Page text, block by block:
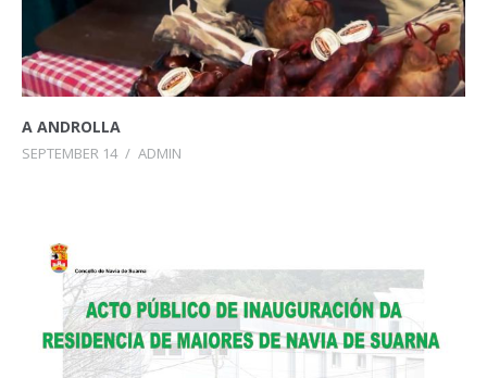
A ANDROLLA
SEPTEMBER 14 / ADMIN